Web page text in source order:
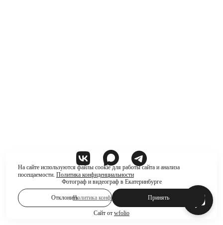
Фотограф и видеограф в Екатеринбурге
Политика конфиденциальности
Сайт от wfolio
На сайте используются файлы cookie для работы сайта и анализа
посещаемости. Политика конфиденциальности
Отклонить Принять